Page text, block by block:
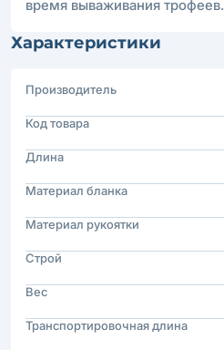
время вываживания трофеев.
Характеристики
Производитель
Код товара
Длина
Материал бланка
Материал рукоятки
Строй
Вес
Транспортировочная длина